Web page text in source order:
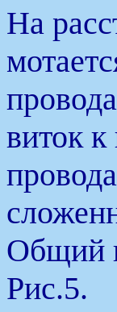
На
виток
Общий
Рис.5.